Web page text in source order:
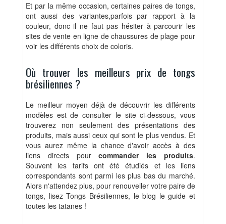
Et par la même occasion, certaines paires de tongs,
ont aussi des variantes,parfois par rapport à la
couleur, donc il ne faut pas hésiter à parcourir les
sites de vente en ligne de chaussures de plage pour
voir les différents choix de coloris.
Où trouver les meilleurs prix de tongs
brésiliennes ?
Le meilleur moyen déjà de découvrir les différents
modèles est de consulter le site ci-dessous, vous
trouverez non seulement des présentations des
produits, mais aussi ceux qui sont le plus vendus. Et
vous aurez même la chance d'avoir accès à des
liens directs pourcommander les produits.
Souvent les tarifs ont été étudiés et les liens
correspondants sont parmi les plus bas du marché.
Alors n'attendez plus, pour renouveller votre paire de
tongs, lisez Tongs Brésiliennes, le blog le guide et
toutes les tatanes !